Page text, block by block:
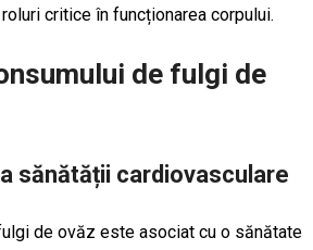
critice în funcționarea corpului.
de fulgi de
sănătății cardiovasculare
de ovăz este asociat cu o sănătate